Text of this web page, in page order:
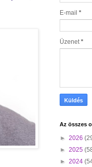
E-mail *
Üzenet *
Az összes
► 2026
► 2025
► 2024